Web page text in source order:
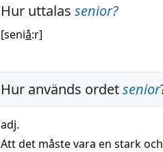
Hur uttalas senior?
[seniå:r]
Hur används ordetsenior
adj.
Att det måste vara en stark och